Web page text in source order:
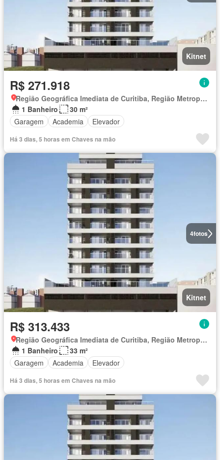
Kitnet
R$ 271.918
Região Geográfica Imediata de Curitiba, Região Metropolitana de Curitiba
1 Banheiro
30 m²
Garagem
Academia Elevador
Há 3 dias, 5 horas em Chaves na mão
4fotos
Kitnet
R$ 313.433
Região Geográfica Imediata de Curitiba, Região Metropolitana de Curitiba
1 Banheiro
33 m²
Garagem
Academia Elevador
Há 3 dias, 5 horas em Chaves na mão